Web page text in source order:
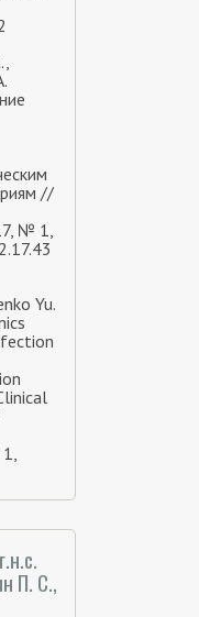
//
№ 1,
Yu.
П. С.,